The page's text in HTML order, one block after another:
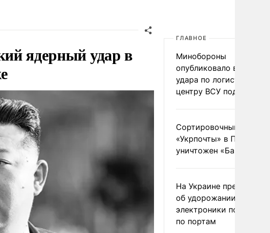
ядерный удар в
ГЛАВНОЕ
Минобороны
опубликовало видео
удара по
центру ВСУ под Киевом
Сортировочный пункт
«Укрпочты» в
уничтожен
На Украине
об удорожании
электроники после
по портам